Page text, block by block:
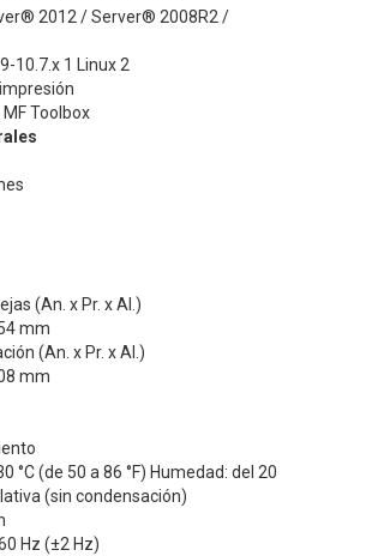
2012 / Server® 2008R2 /
10.7.x 1 Linux 2
Toolbox
(An. x Pr. x Al.)
mm
(An. x Pr. x Al.)
mm
°C (de 50 a 86 °F) Humedad: del 20
(sin condensación)
Hz (±2 Hz)